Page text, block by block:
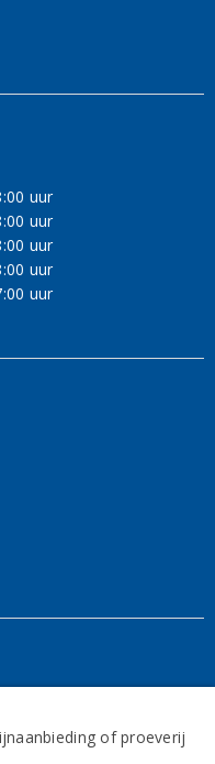
uur
uur
uur
uur
uur
online betalen met uw
of proeverij